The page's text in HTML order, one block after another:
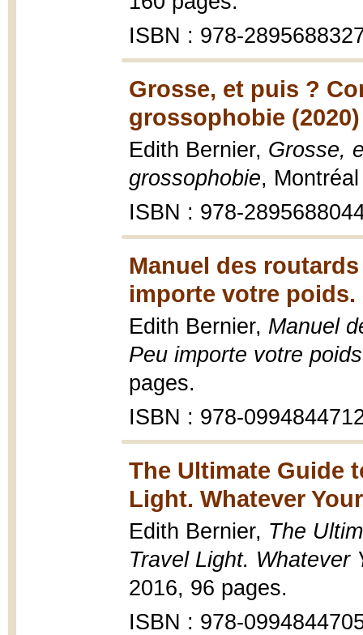
ISBN : 978-
Grosse, et puis ?
grossophobie (2020)
Edith Bernier, Grosse,
grossophobie,
ISBN : 978-
Manuel des
importe votre poids.
Edith Bernier, Manuel
Peu importe votre
pages.
ISBN : 978-
The Ultimate Guide
Light. Whatever
Edith Bernier, The
Travel Light. Whatever
2016, 96 pages.
ISBN : 978-